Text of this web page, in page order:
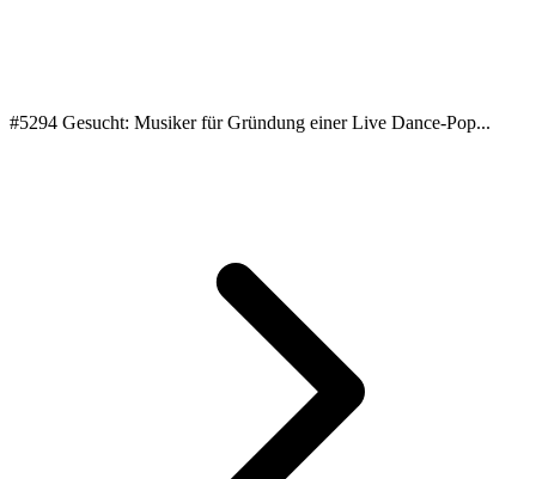
#5294 Gesucht: Musiker für Gründung einer Live Dance-Pop...